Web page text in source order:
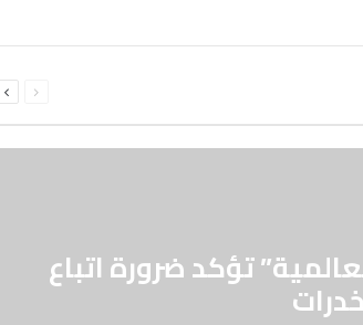
الصفحةالصفحة
تؤكد ضرورة اتباع